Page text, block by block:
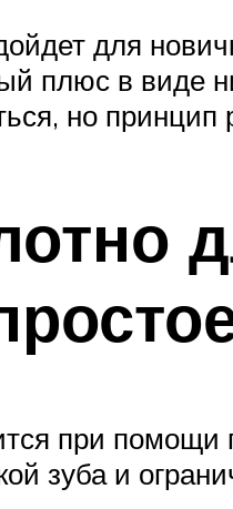
для
плюс в виде
но принцип
при
зуба и